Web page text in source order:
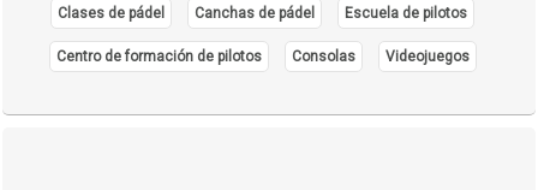
Clases de pádel Canchas de pádel Escuela de pilotos
Centro de formación de pilotos Consolas Videojuegos